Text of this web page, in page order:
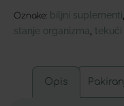
Oznake: biljni suplementi
stanje organizma
Opis